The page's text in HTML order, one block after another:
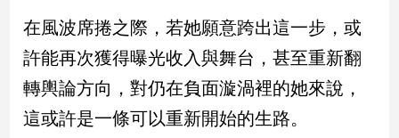
室
內
設
旅
遊/
在風波席捲之際，若她願意跨出這一步，或
許能再次獲得曝光收入與舞台，甚至重新翻
轉輿論方向，對仍在負面漩渦裡的她來說，
這或許是一條可以重新開始的生路。